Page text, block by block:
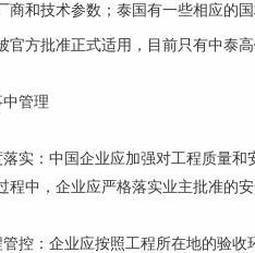
商和技术参数；泰国有一些相应的
官方批准正式适用，目前只有中泰
中管理
落实：中国企业应加强对工程质量
程中，企业应严格落实业主批准的安
管控：企业应按照工程所在地的验